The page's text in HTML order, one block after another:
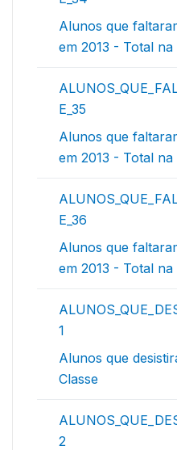
Alunos que
em 2013 - Total na
E_35
Alunos que
em 2013 - Total na
E_36
Alunos que
em 2013 - Total na
1
Alunos que
Classe
2